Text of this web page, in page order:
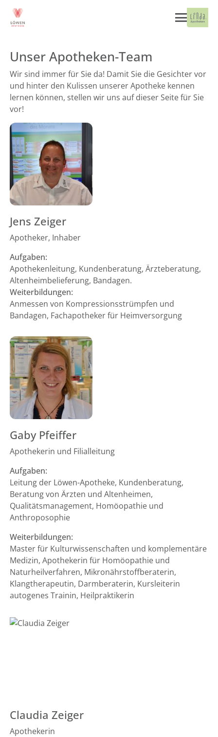
Unser Apotheken-Team
Wir sind immer für Sie da! Damit Sie die Gesichter vor
und hinter den Kulissen unserer Apotheke kennen
lernen können, stellen wir uns auf dieser Seite für Sie
vor!
Jens Zeiger
Apotheker, Inhaber
Aufgaben:
Apothekenleitung, Kundenberatung, Ärzteberatung,
Altenheimbelieferung, Bandagen.
Weiterbildungen:
Anmessen von Kompressionsstrümpfen und
Bandagen, Fachapotheker für Heimversorgung
Gaby Pfeiffer
Apothekerin und Filialleitung
Aufgaben:
Leitung der Löwen-Apotheke, Kundenberatung,
Beratung von Ärzten und Altenheimen,
Qualitätsmanagement, Homöopathie und
Anthroposophie
Weiterbildungen:
Master für Kulturwissenschaften und komplementäre
Medizin, Apothekerin für Homöopathie und
Naturheilverfahren, Mikronährstoffberaterin,
Klangtherapeutin, Darmberaterin, Kursleiterin
autogenes Trainin, Heilpraktikerin
Claudia Zeiger
Apothekerin